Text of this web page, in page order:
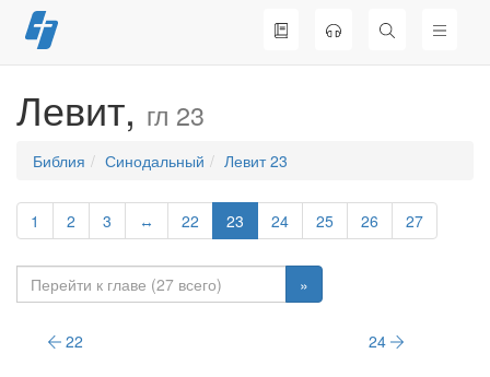
Перейти
к
Левит, гл 23
Библия Синодальный Левит 23
1 2 3 ↔ 22 23 24 25 26 27
»
22 24